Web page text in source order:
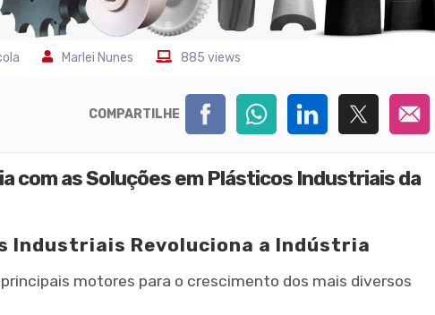
Marlei Nunes 885 views
COMPARTILHE
com as Soluções em Plásticos Industriais da
Industriais Revoluciona a Indústria
motores para o crescimento dos mais diversos